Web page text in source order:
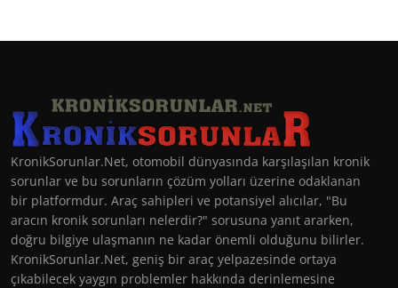
KronikSorunlar.Net, otomobil dünyasında karşılaşılan kronik
sorunlar ve bu sorunların çözüm yolları üzerine odaklanan
bir platformdur. Araç sahipleri ve potansiyel alıcılar, "Bu
aracın kronik sorunları nelerdir?" sorusuna yanıt ararken,
doğru bilgiye ulaşmanın ne kadar önemli olduğunu bilirler.
KronikSorunlar.Net, geniş bir araç yelpazesinde ortaya
çıkabilecek yaygın problemler hakkında derinlemesine